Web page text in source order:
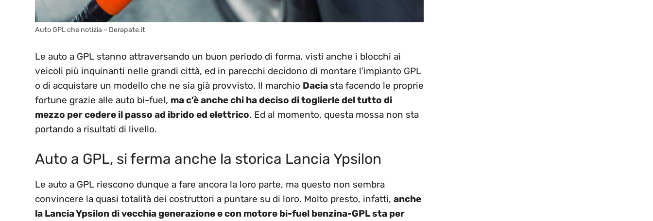
Auto GPL che notizia – Derapate.it
Le auto a GPL stanno attraversando un buon periodo di forma, visti anche i blocchi ai
veicoli più inquinanti nelle grandi città, ed in parecchi decidono di montare l’impianto GPL
o di acquistare un modello che ne sia già provvisto. Il marchio Dacia sta facendo le proprie
fortune grazie alle auto bi-fuel, ma c’è anche chi ha deciso di toglierle del tutto di
mezzo per cedere il passo ad ibrido ed elettrico. Ed al momento, questa mossa non sta
portando a risultati di livello.
Auto a GPL, si ferma anche la storica Lancia Ypsilon
Le auto a GPL riescono dunque a fare ancora la loro parte, ma questo non sembra
convincere la quasi totalità dei costruttori a puntare su di loro. Molto presto, infatti, anche
la Lancia Ypsilon di vecchia generazione e con motore bi-fuel benzina-GPL sta per